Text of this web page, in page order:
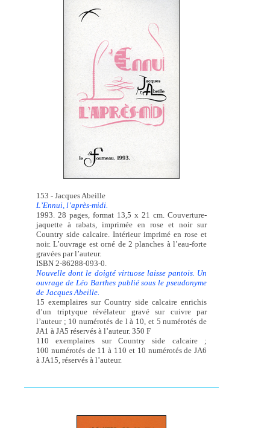
153 - Jacques Abeille
L’Ennui, l’après-midi.
1993. 28 pages, format 13,5 x 21 cm. Couverture-
jaquette à rabats, imprimée en rose et noir sur
Country side calcaire. Intérieur imprimé en rose et
noir. L’ouvrage est orné de 2 planches à l’eau-forte
gravées par l’auteur.
ISBN 2-86288-093-0.
Nouvelle dont le doigté virtuose laisse pantois. Un
ouvrage de Léo Barthes publié sous le pseudonyme
de Jacques Abeille.
15 exemplaires sur Country side calcaire enrichis
d’un triptyque révélateur gravé sur cuivre par
l’auteur ; 10 numérotés de l à 10, et 5 numérotés de
JA1 à JA5 réservés à l’auteur. 350 F
110 exemplaires sur Country side calcaire ;
100 numérotés de 11 à 110 et 10 numérotés de JA6
à JA15, réservés à l’auteur.